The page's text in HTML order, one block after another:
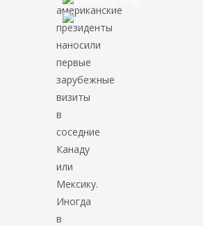
американские
президенты
наносили
первые
зарубежные
визиты
в
соседние
Канаду
или
Мексику.
Иногда
в